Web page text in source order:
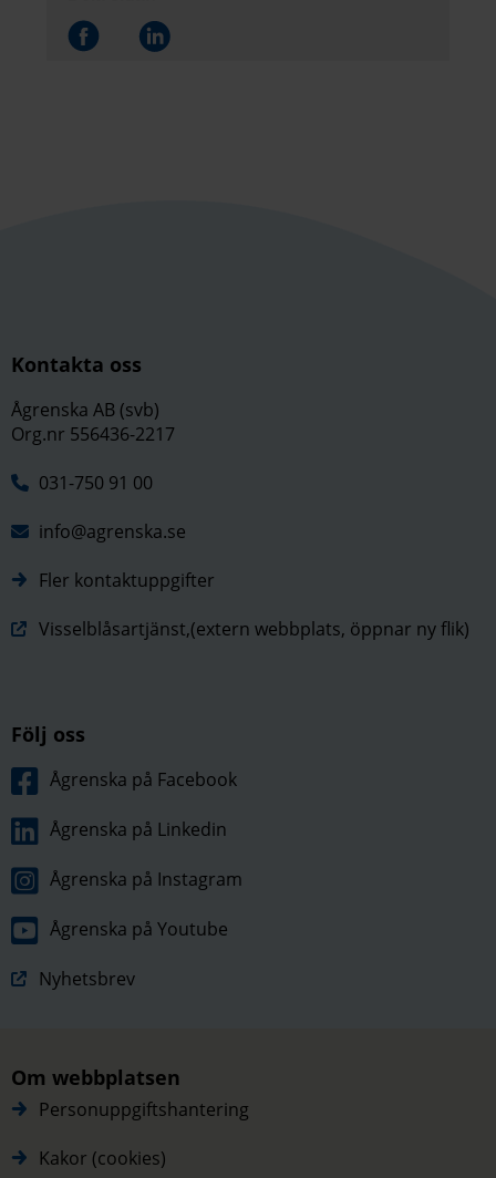
Dela på
Kontakta oss
Ågrenska AB (svb)
Org.nr 556436-2217
031-750 91 00
info@agrenska.se
Fler kontaktuppgifter
Visselblåsartjänst,(extern webbplats, öppnar ny flik)
Följ oss
Ågrenska på Facebook
Ågrenska på Linkedin
Ågrenska på Instagram
Ågrenska på Youtube
Nyhetsbrev
Om webbplatsen
Personuppgiftshantering
Kakor (cookies)